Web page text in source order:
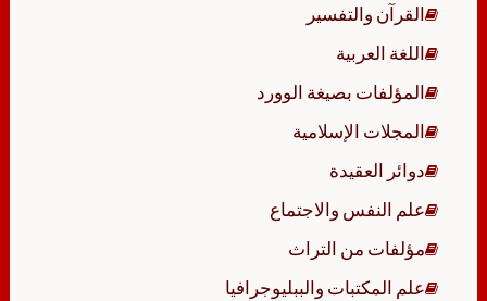
القرآن والتفسير
اللغة العربية
المؤلفات بصيغة الوورد
المجلات الإسلامية
دوائر العقيدة
علم النفس والاجتماع
مؤلفات من التراث
علم المكتبات والببليوجرافيا